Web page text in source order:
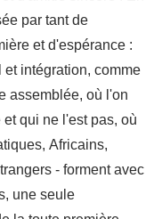
par tant de
et d'espérance :
intégration, comme
assemblée, où l'on
qui ne l'est pas, où
Africains,
- forment avec
une seule